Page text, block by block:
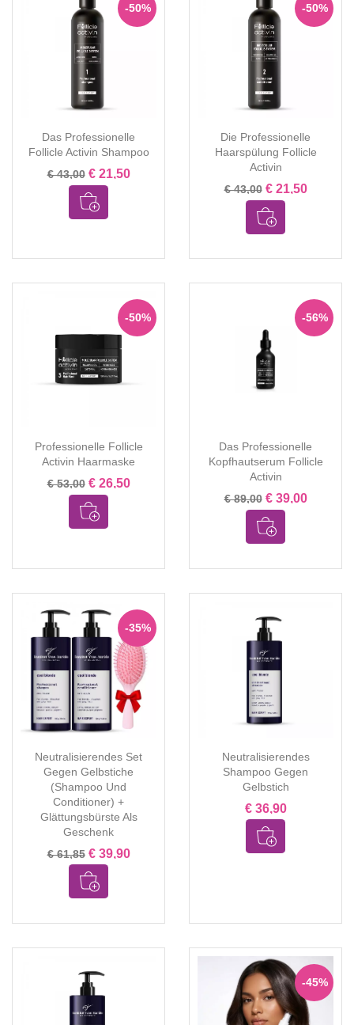
Das Professionelle
Follicle Activin Shampoo
€ 43,00 € 21,50
-50%
Die Professionelle
Haarspülung Follicle
Activin
€ 43,00 € 21,50
-50%
Professionelle Follicle
Activin Haarmaske
€ 53,00 € 26,50
-50%
Das Professionelle
Kopfhautserum Follicle
Activin
€ 89,00 € 39,00
-56%
Neutralisierendes Set
Gegen Gelbstiche
(Shampoo Und
Conditioner) +
Glättungsbürste Als
Geschenk
€ 61,85 € 39,90
-35%
Neutralisierendes
Shampoo Gegen
Gelbstich
€ 36,90
-45%